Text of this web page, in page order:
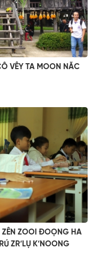
VÊY TA MOON NĂC
ZÊN ZOOI ĐOỌNG HA
ZR’LỤ K’NOONG